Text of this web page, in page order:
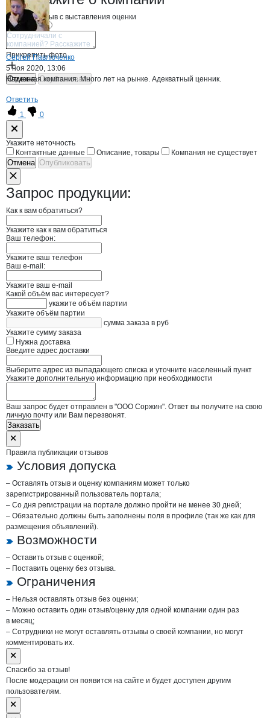
Начните отзыв с выставления оценки
Прикрепить фото
Отмена Опубликовать
Сергей Павлюченко
5 ноя 2020, 13:06
Надежная компания. Много лет на рынке. Адекватный ценник.
Ответить
1
0
Форма обратной связи о неточностях
Укажите неточность
Контактные данные
Описание, товары Компания не существует
Отмена Опубликовать
Запрос продукции:
Как к вам обратиться?
Укажите как к вам обратиться
Ваш телефон:
Укажите ваш телефон
Ваш e-mail:
Укажите ваш e-mail
Какой объём вас интересует?
укажите объём партии
Укажите объём партии
сумма заказа в руб
Укажите сумму заказа
Нужна доставка
Введите адрес доставки
Выберите адрес из выпадающего списка и уточните населенный пункт
Укажите дополнительную информацию при необходимости
Ваш запрос будет отправлен в "ООО Соржин". Ответ вы получите на свою
личную почту или Вам перезвонят.
Заказать
Правила публикации отзывов
Условия допуска
– Оставлять отзыв и оценку компаниям может только
зарегистрированный пользователь портала;
– Со дня регистрации на портале должно пройти не менее 30 дней;
– Обязательно должны быть заполнены поля в профиле (так же как для
размещения объявлений).
Возможности
– Оставить отзыв с оценкой;
– Поставить оценку без отзыва.
Ограничения
– Нельзя оставлять отзыв без оценки;
– Можно оставить один отзыв/оценку для одной компании один раз
в месяц;
– Сотрудники не могут оставлять отзывы о своей компании, но могут
комментировать их.
Спасибо за отзыв!
После модерации он появится на сайте и будет доступен другим
пользователям.